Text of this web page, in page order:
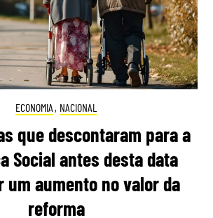
ECONOMIA , NACIONAL
que descontaram para a
Social antes desta data
um aumento no valor da
reforma